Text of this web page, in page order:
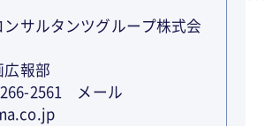
ンサルタンツグループ株式会
報部
2561 メール